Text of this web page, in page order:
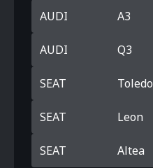
AUDI A3
AUDI Q3
SEAT Toledo
SEAT Leon
SEAT Altea